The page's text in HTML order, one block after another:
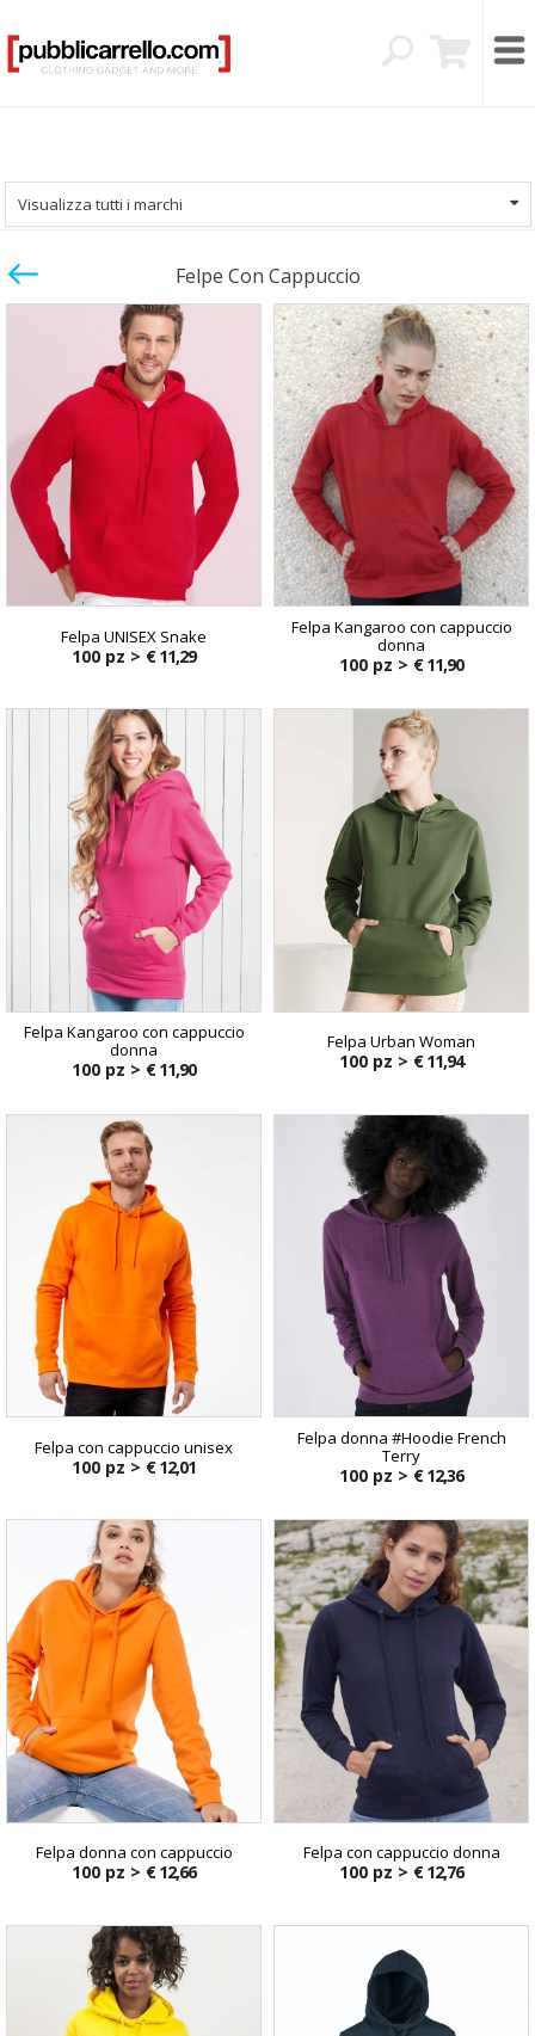
Visualizza tutti i marchi
Felpe Con Cappuccio
Felpa UNISEX Snake
100 pz > € 11,29
Felpa Kangaroo con cappuccio
donna
100 pz > € 11,90
Felpa Kangaroo con cappuccio
donna
100 pz > € 11,90
Felpa Urban Woman
100 pz > € 11,94
Felpa con cappuccio unisex
100 pz > € 12,01
Felpa donna #Hoodie French
Terry
100 pz > € 12,36
Felpa donna con cappuccio
100 pz > € 12,66
Felpa con cappuccio donna
100 pz > € 12,76